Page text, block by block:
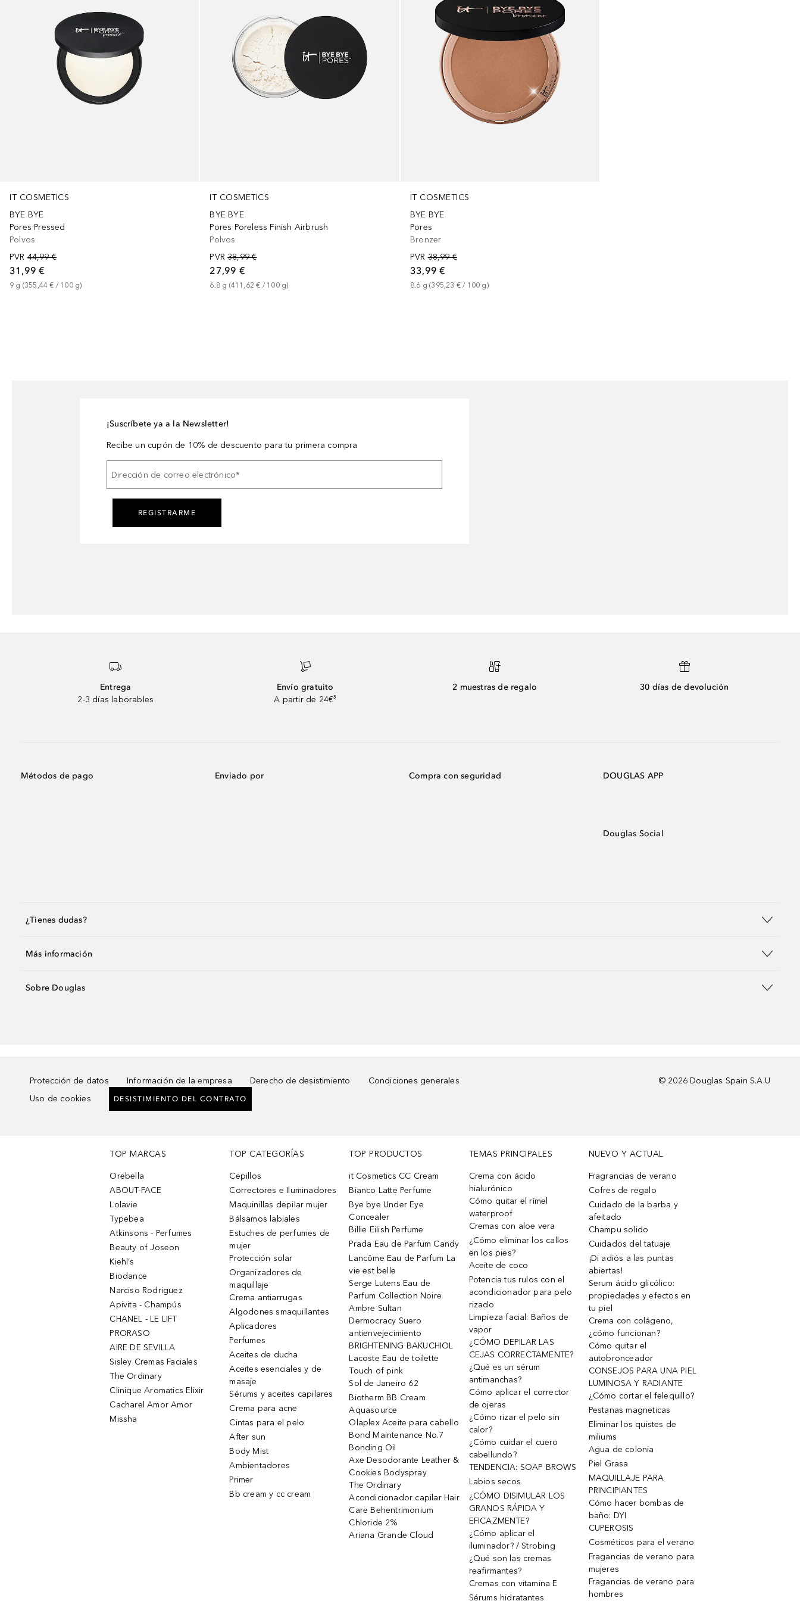
IT COSMETICS
BYE BYE
Pores Pressed
Polvos
PVR 44,99 €
31,99 €
9 g (355,44 € / 100 g)
IT COSMETICS
BYE BYE
Pores Poreless Finish Airbrush
Polvos
PVR 38,99 €
27,99 €
6.8 g (411,62 € / 100 g)
IT COSMETICS
BYE BYE
Pores
Bronzer
PVR 38,99 €
33,99 €
8.6 g (395,23 € / 100 g)
¡Suscríbete ya a la Newsletter!
Recibe un cupón de 10% de descuento para tu primera compra
Dirección de correo electrónico*
REGISTRARME
Entrega
2-3 días laborables
Envío gratuito
A partir de 24€³
2 muestras de regalo 30 días de devolución
Métodos de pago Enviado por Compra con seguridad DOUGLAS APP
Douglas Social
¿Tienes dudas?
Más información
Sobre Douglas
Protección de datos Información de la empresa Derecho de desistimiento
Condiciones generales
Uso de cookies
DESISTIMIENTO DEL CONTRATO
© 2026 Douglas Spain S.A.U
TOP MARCAS
Orebella
ABOUT-FACE
Lolavie
Typebea
Atkinsons - Perfumes
Beauty of Joseon
Kiehl’s
Biodance
Narciso Rodriguez
Apivita - Champús
CHANEL - LE LIFT
PRORASO
AIRE DE SEVILLA
Sisley Cremas Faciales
The Ordinary
Clinique Aromatics Elixir
Cacharel Amor Amor
Missha
TOP CATEGORÍAS
Cepillos
Correctores e Iluminadores
Maquinillas depilar mujer
Bálsamos labiales
Estuches de perfumes de
mujer
Protección solar
Organizadores de
maquillaje
Crema antiarrugas
Algodones smaquillantes
Aplicadores
Perfumes
Aceites de ducha
Aceites esenciales y de
masaje
Sérums y aceites capilares
Crema para acne
Cintas para el pelo
After sun
Body Mist
Ambientadores
Primer
Bb cream y cc cream
TOP PRODUCTOS
it Cosmetics CC Cream
Bianco Latte Perfume
Bye bye Under Eye
Concealer
Billie Eilish Perfume
Prada Eau de Parfum Candy
Lancôme Eau de Parfum La
vie est belle
Serge Lutens Eau de
Parfum Collection Noire
Ambre Sultan
Dermocracy Suero
antienvejecimiento
BRIGHTENING BAKUCHIOL
Lacoste Eau de toilette
Touch of pink
Sol de Janeiro 62
Biotherm BB Cream
Aquasource
Olaplex Aceite para cabello
Bond Maintenance No.7
Bonding Oil
Axe Desodorante Leather &
Cookies Bodyspray
The Ordinary
Acondicionador capilar Hair
Care Behentrimonium
Chloride 2%
Ariana Grande Cloud
TEMAS PRINCIPALES
Crema con ácido
hialurónico
Cómo quitar el rímel
waterproof
Cremas con aloe vera
¿Cómo eliminar los callos
en los pies?
Aceite de coco
Potencia tus rulos con el
acondicionador para pelo
rizado
Limpieza facial: Baños de
vapor
¿CÓMO DEPILAR LAS
CEJAS CORRECTAMENTE?
¿Qué es un sérum
antimanchas?
Cómo aplicar el corrector
de ojeras
¿Cómo rizar el pelo sin
calor?
¿Cómo cuidar el cuero
cabellundo?
TENDENCIA: SOAP BROWS
Labios secos
¿CÓMO DISIMULAR LOS
GRANOS RÁPIDA Y
EFICAZMENTE?
¿Cómo aplicar el
iluminador? / Strobing
¿Qué son las cremas
reafirmantes?
Cremas con vitamina E
Sérums hidratantes
NUEVO Y ACTUAL
Fragrancias de verano
Cofres de regalo
Cuidado de la barba y
afeitado
Champu solido
Cuidados del tatuaje
¡Di adiós a las puntas
abiertas!
Serum ácido glicólico:
propiedades y efectos en
tu piel
Crema con colágeno,
¿cómo funcionan?
Cómo quitar el
autobronceador
CONSEJOS PARA UNA PIEL
LUMINOSA Y RADIANTE
¿Cómo cortar el felequillo?
Pestanas magneticas
Eliminar los quistes de
miliums
Agua de colonia
Piel Grasa
MAQUILLAJE PARA
PRINCIPIANTES
Cómo hacer bombas de
baño: DYI
CUPEROSIS
Cosméticos para el verano
Fragancias de verano para
mujeres
Fragancias de verano para
hombres